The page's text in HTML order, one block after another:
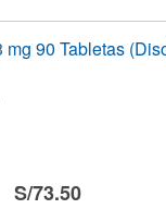
mg 90 Tabletas
S/73.50